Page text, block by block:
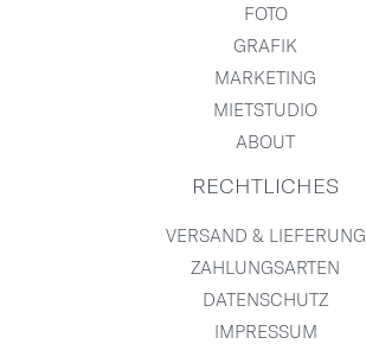
FOTO
GRAFIK
MARKETING
MIETSTUDIO
ABOUT
RECHTLICHES
VERSAND & LIEFERUNG
ZAHLUNGSARTEN
DATENSCHUTZ
IMPRESSUM